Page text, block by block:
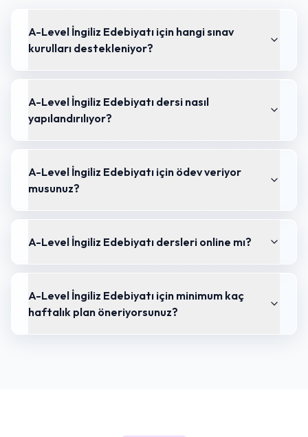
A-Level İngiliz Edebiyatı için hangi sınav
kurulları destekleniyor?
A-Level İngiliz Edebiyatı dersi nasıl
yapılandırılıyor?
A-Level İngiliz Edebiyatı için ödev veriyor
musunuz?
A-Level İngiliz Edebiyatı dersleri online mı?
A-Level İngiliz Edebiyatı için minimum kaç
haftalık plan öneriyorsunuz?